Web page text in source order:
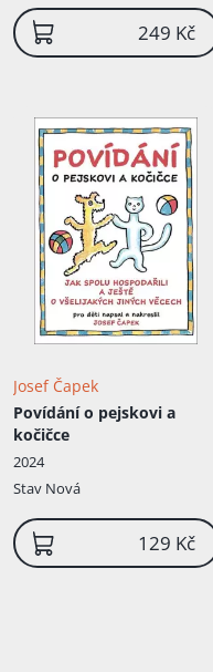
249 Kč
Josef Čapek
Povídání o pejskovi a
kočičce
2024
Stav Nová
129 Kč